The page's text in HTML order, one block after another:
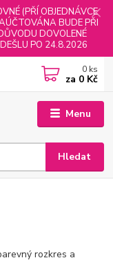
(PŘÍ OBJEDNÁVCE
BUDE PŘI
DOVOLENÉ
PO 24.8.2026
Menu
Hledat
0 ks
za 0 Kč
rozkres a